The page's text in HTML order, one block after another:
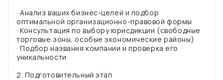
· Анализ ваших бизнес-целей и подбор
оптимальной организационно-правовой формы
· Консультация по выбору юрисдикции (свободные
торговые зоны, особые экономические районы)
· Подбор названия компании и проверка его
уникальности
2. Подготовительный этап